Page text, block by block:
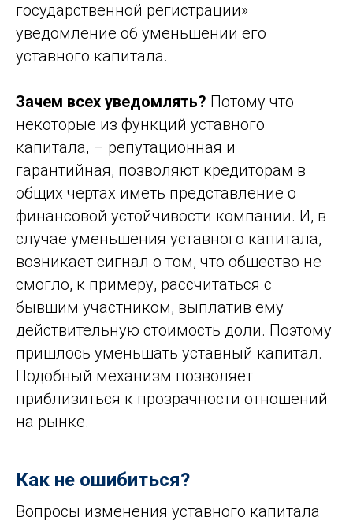
государственной регистрации»
уведомление об уменьшении его
уставного капитала.
Зачем всех уведомлять? Потому что
некоторые из функций уставного
капитала, – репутационная и
гарантийная, позволяют кредиторам в
общих чертах иметь представление о
финансовой устойчивости компании. И, в
случае уменьшения уставного капитала,
возникает сигнал о том, что общество не
смогло, к примеру, рассчитаться с
бывшим участником, выплатив ему
действительную стоимость доли. Поэтому
пришлось уменьшать уставный капитал.
Подобный механизм позволяет
приблизиться к прозрачности отношений
на рынке.
Как не ошибиться?
Вопросы изменения уставного капитала